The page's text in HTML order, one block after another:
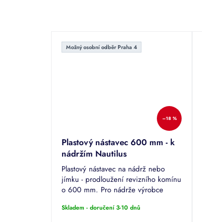
Možný osobní odběr Praha 4
–18 %
Plastový nástavec 600 mm - k
nádržím Nautilus
Plastový nástavec na nádrž nebo
jímku - prodloužení revizního komínu
o 600 mm. Pro nádrže výrobce
GLOBE, OZEANIS, HUDSON, MINI.
Skladem - doručení 3-10 dnů